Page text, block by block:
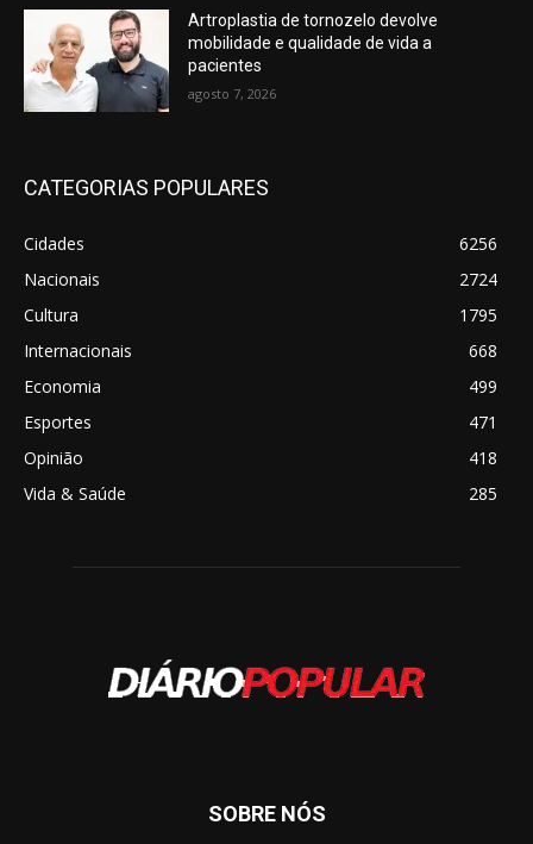
Artroplastia de tornozelo devolve
mobilidade e qualidade de vida a
pacientes
agosto 7, 2026
CATEGORIAS POPULARES
Cidades
6256
Nacionais
2724
Cultura
1795
Internacionais
668
Economia
499
Esportes
471
Opinião
418
Vida & Saúde
285
SOBRE NÓS